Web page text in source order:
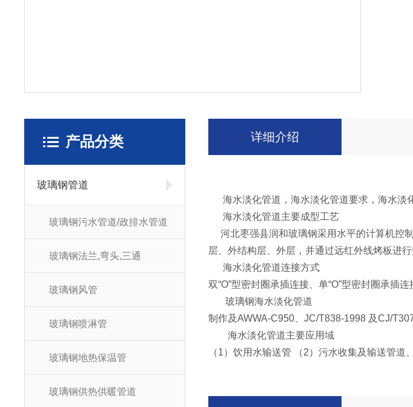
产品分类
玻璃钢管道
玻璃钢污水管道/政排水管道
玻璃钢法兰,弯头,三通
玻璃钢风管
玻璃钢喷淋管
玻璃钢地热保温管
玻璃钢供热供暖管道
详细介绍
海水淡化管道，海水淡化管道要求，海水淡
海水淡化管道主要成型工艺
河北枣强县润和玻璃钢采用水平的计算机控
层、外结构层、外层，并通过远红外线烤板进
海水淡化管道连接方式
双“O”型密封圈承插连接、单“O”型密封圈承插
玻璃钢海水淡化管道
制作及AWWA-C950、JC/T838-1998 及CJ/
海水淡化管道主要应用域
（1）饮用水输送管 （2）污水收集及输送管